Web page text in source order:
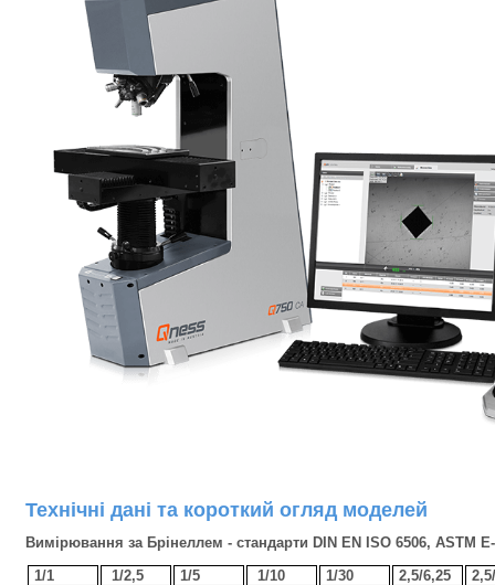
Технічні дані та короткий огляд моделей
Вимірювання за Брінеллем - стандарти DIN EN ISO 6506, ASTM
1/1
1/2,5 1/5 1/10 1/30 2,5/6,25